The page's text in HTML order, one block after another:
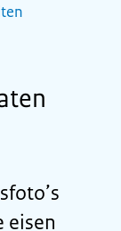
eisen